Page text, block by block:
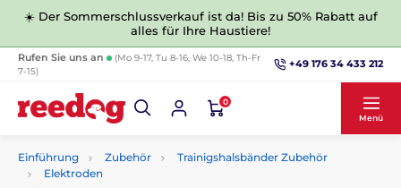
☀️ Der Sommerschlussverkauf ist da! Bis zu 50% Rabatt auf
alles für Ihre Haustiere!
Rufen Sie uns an
(Mo 9-17, Tu 8-16, We 10-18, Th-Fr
7-15)
+49 176 34 433 212
0
Menü
Einführung Zubehör
Trainigshalsbänder Zubehör
Elektroden